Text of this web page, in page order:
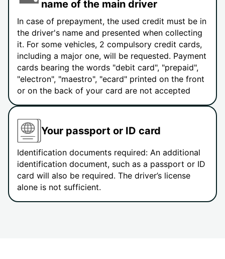
name of the main driver
In case of prepayment, the used credit must be in
the driver's name and presented when collecting
it. For some vehicles, 2 compulsory credit cards,
including a major one, will be requested. Payment
cards bearing the words "debit card", "prepaid",
"electron", "maestro", "ecard" printed on the front
or on the back of your card are not accepted
Your passport or ID card
Identification documents required: An additional
identification document, such as a passport or ID
card will also be required. The driver’s license
alone is not sufficient.